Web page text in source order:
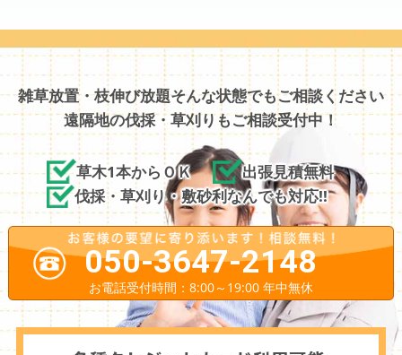
雑草放置・枝伸び放題そんな状態でもご相談ください
遠隔地の伐採・草刈りもご相談受付中！
草木1本からＯＫ
出張見積無料
伐採・草刈り・敷砂利なんでも対応!!
050-3647-2148
お電話受付時間：8:00～19:00 年中無休